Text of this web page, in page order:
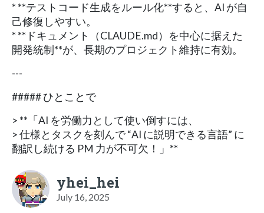
* **テストコード生成をルール化**すると、AI が自
己修復しやすい。
* **ドキュメント（CLAUDE.md）を中心に据えた
開発統制**が、長期のプロジェクト維持に有効。
---
##### ひとことで
> **「AI を労働力として使い倒すには、
> 仕様とタスクを刻んで “AI に説明できる言語” に
翻訳し続ける PM 力が不可欠！」**
yhei_hei
July 16, 2025